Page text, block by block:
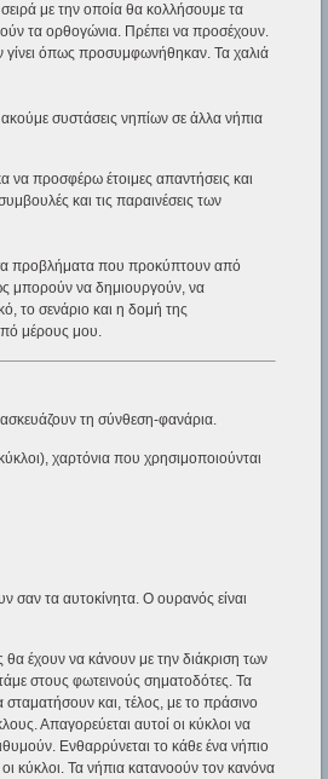
με την οποία θα κολλήσουμε τα
τα ορθογώνια. Πρέπει να προσέχουν.
γίνει όπως προσυμφωνήθηκαν. Τα χαλιά
συστάσεις νηπίων σε άλλα νήπια
να προσφέρω έτοιμες απαντήσεις και
και τις παραινέσεις των
προβλήματα που προκύπτουν από
μπορούν να δημιουργούν, να
το σενάριο και η δομή της
μέρους μου.
τη σύνθεση-φανάρια.
χαρτόνια που χρησιμοποιούνται
σαν τα αυτοκίνητα. Ο ουρανός είναι
έχουν να κάνουν με την διάκριση των
στους φωτεινούς σηματοδότες. Τα
και, τέλος, με το πράσινο
Απαγορεύεται αυτοί οι κύκλοι να
Ενθαρρύνεται το κάθε ένα νήπιο
κύκλοι. Τα νήπια κατανοούν τον κανόνα